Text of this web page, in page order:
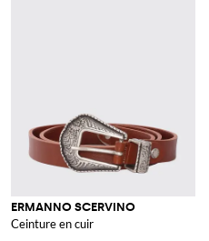
ERMANNO SCERVINO
Ceinture en cuir